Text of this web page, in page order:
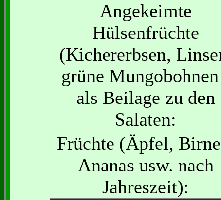
Angekeimte
Hülsenfrüchte
(Kichererbsen,
grüne
als Beilage zu den
Salaten:
Früchte (Äpfel,
Ananas usw. nach
Jahreszeit):